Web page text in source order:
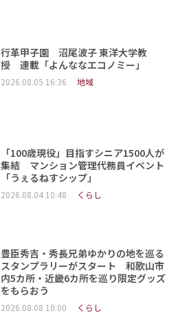
行革甲子園 沼尾波子 東洋大学教
授 連載「よんななエコノミー」
2026.08.05 16:36 地域
「100歳現役」目指すシニア1500人が
集結 マンション管理代務員イベント
「うぇるねすシップ」
2026.08.04 10:48 くらし
豊臣秀吉・秀長兄弟ゆかりの地を巡る
スタンプラリーがスタート 和歌山市
内5カ所・近畿6カ所を巡り限定グッズ
をもらおう
2026.08.08 10:00 くらし